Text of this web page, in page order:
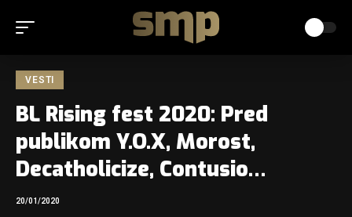
VESTI
BL Rising fest 2020: Pred
publikom Y.O.X, Morost,
Decatholicize, Contusio…
20/01/2020